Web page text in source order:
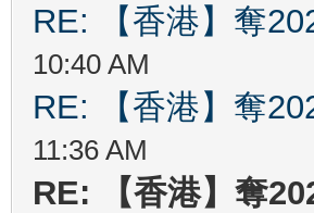
RE: 【香港】奪
10:40 AM
RE: 【香港】奪
11:36 AM
RE: 【香港】奪